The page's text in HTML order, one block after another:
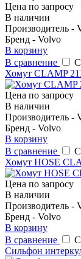
Цена по запросу
В наличии
Производитель -
Бренд - Volvo
В корзину
В сравнение
Хомут CLAMP
Цена по запросу
В наличии
Производитель -
Бренд - Volvo
В корзину
В сравнение
Хомут HOSE
Цена по запросу
В наличии
Производитель -
Бренд - Volvo
В корзину
В сравнение
Сильфон